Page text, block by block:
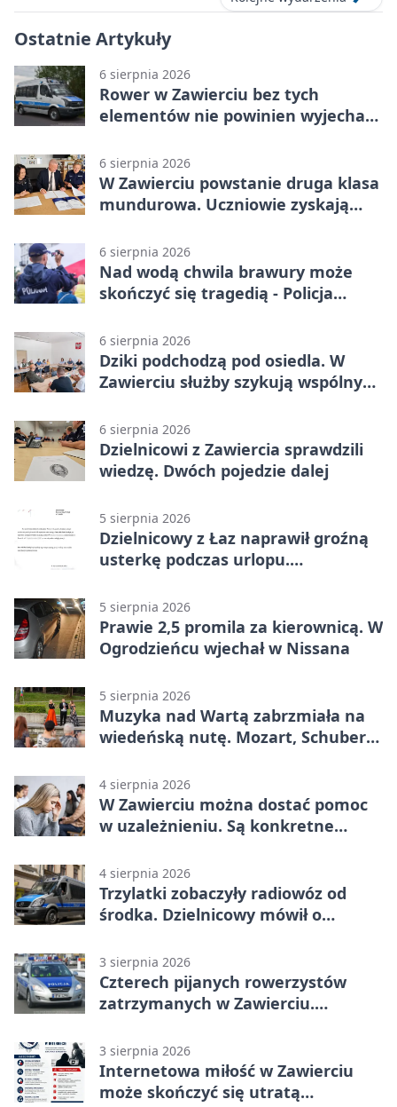
Ostatnie Artykuły
6 sierpnia 2026
Rower w Zawierciu bez tych
elementów nie powinien wyjechać
6 sierpnia 2026
W Zawierciu powstanie druga klasa
mundurowa. Uczniowie zyskają
6 sierpnia 2026
Nad wodą chwila brawury może
skończyć się tragedią - Policja
6 sierpnia 2026
Dziki podchodzą pod osiedla. W
Zawierciu służby szykują wspólny
6 sierpnia 2026
Dzielnicowi z Zawiercia sprawdzili
wiedzę. Dwóch pojedzie dalej
5 sierpnia 2026
Dzielnicowy z Łaz naprawił groźną
usterkę podczas urlopu.
5 sierpnia 2026
Prawie 2,5 promila za kierownicą. W
Ogrodzieńcu wjechał w Nissana
5 sierpnia 2026
Muzyka nad Wartą zabrzmiała na
wiedeńską nutę. Mozart, Schubert i
4 sierpnia 2026
W Zawierciu można dostać pomoc
w uzależnieniu. Są konkretne
4 sierpnia 2026
Trzylatki zobaczyły radiowóz od
środka. Dzielnicowy mówił o
3 sierpnia 2026
Czterech pijanych rowerzystów
zatrzymanych w Zawierciu.
3 sierpnia 2026
Internetowa miłość w Zawierciu
może skończyć się utratą